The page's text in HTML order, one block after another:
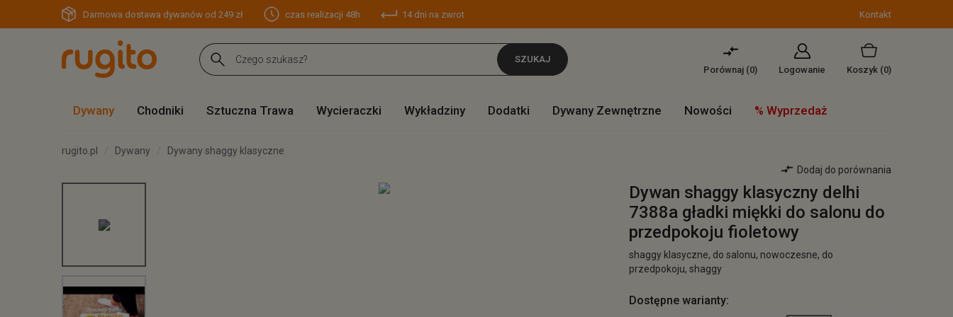
Darmowa dostawa dywanów od 249 zł czas realizacji 48h 14 dni na zwrot Kontakt
SZUKAJ
Porównaj (0) Logowanie Koszyk (0)
Dywany Chodniki Sztuczna Trawa Wycieraczki Wykładziny Dodatki Dywany Zewnętrzne Nowości % Wyprzedaż
rugito.pl Dywany
Dywany shaggy klasyczne
Dodaj do porównania
Dywan shaggy klasyczny delhi
7388a gładki miękki do salonu do
przedpokoju fioletowy
shaggy klasyczne, do salonu, nowoczesne, do
przedpokoju, shaggy
Dostępne warianty: